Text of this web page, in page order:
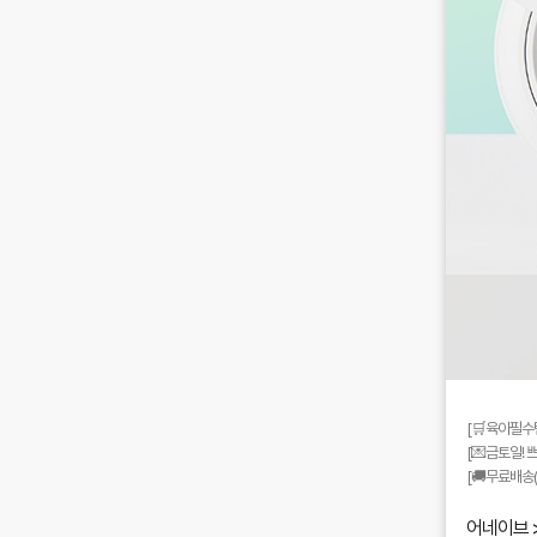
[🛒육아필
[💌금토일!
[🚚무료배
어네이브